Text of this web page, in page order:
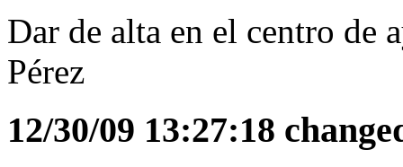
Dar de alta en el centro de
Pérez
12/30/09 13:27:18